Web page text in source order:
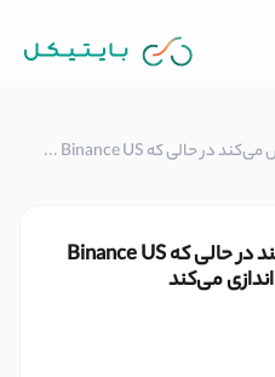
Injective با 16% جهش می‌کند در حالی که Binance US